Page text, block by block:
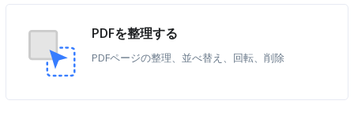
PDFを整理する
PDFページの整理、並べ替え、回転、削除